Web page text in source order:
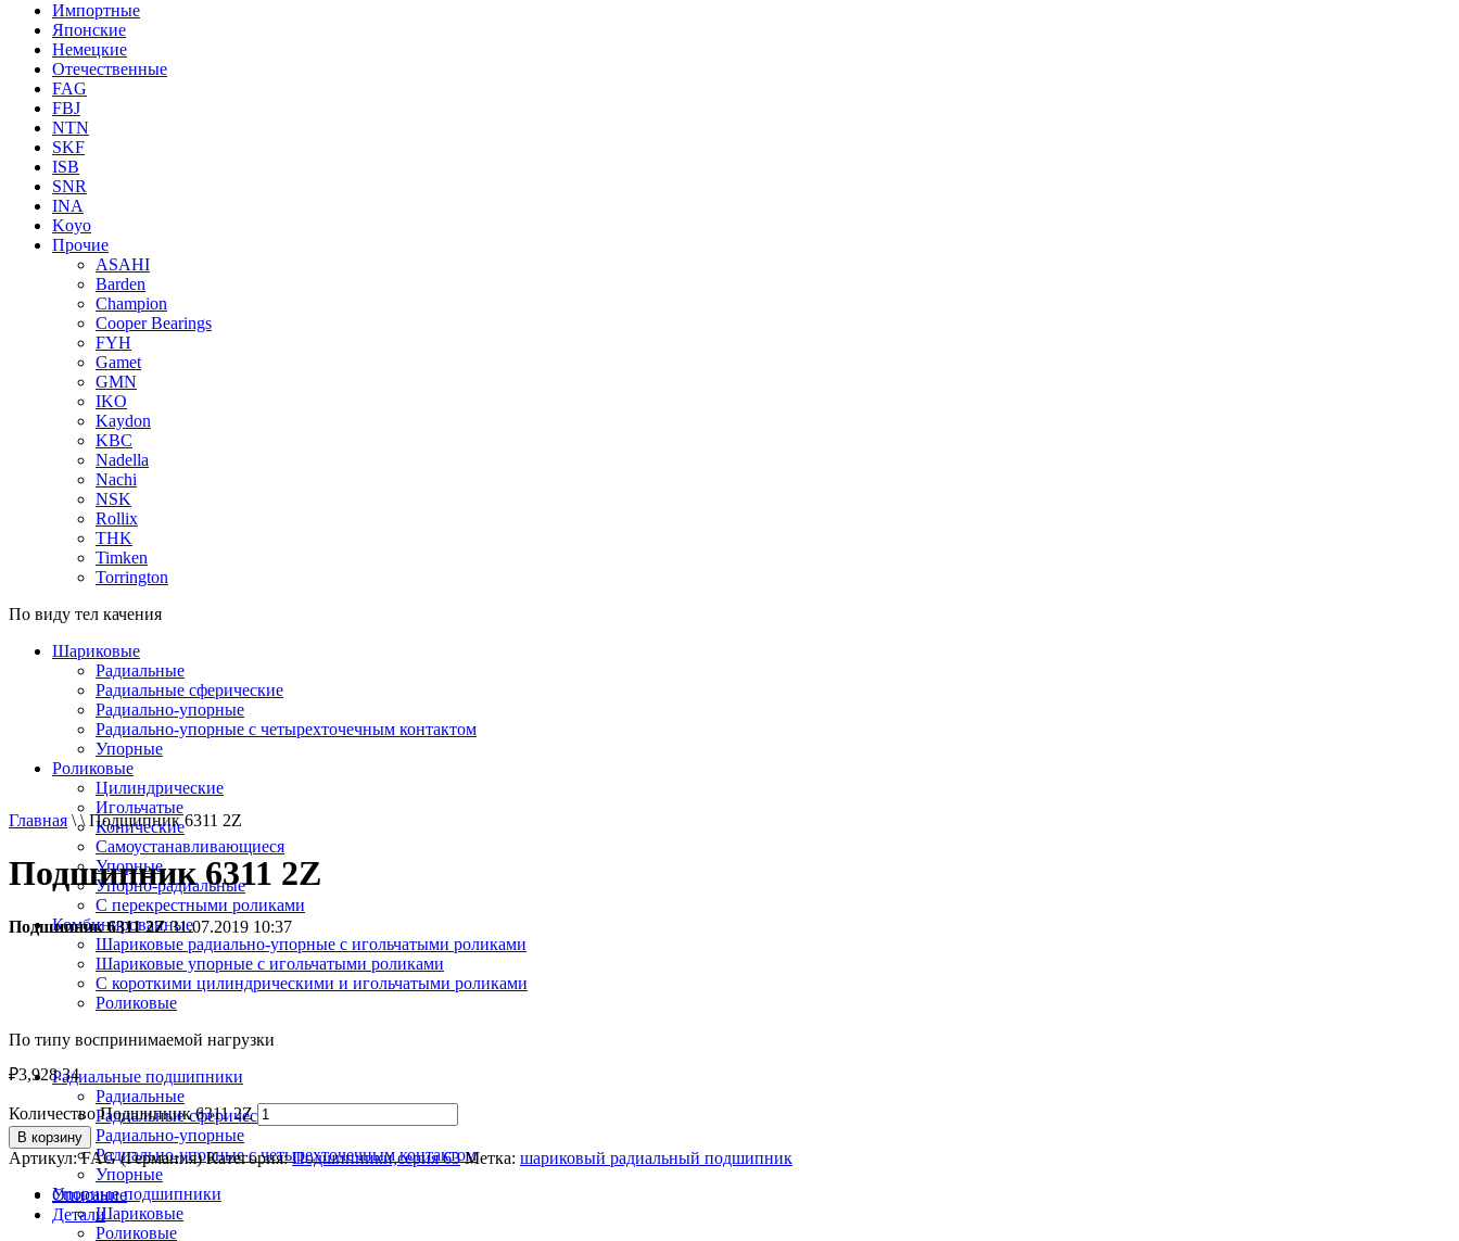
Импортные
Японские
Немецкие
Отечественные
FAG
FBJ
NTN
SKF
ISB
SNR
INA
Koyo
Прочие
ASAHI
Barden
Champion
Cooper Bearings
FYH
Gamet
GMN
IKO
Kaydon
KBC
Nadella
Nachi
NSK
Rollix
THK
Timken
Torrington
По виду тел качения
Шариковые
Радиальные
Радиальные сферические
Радиально-упорные
Радиально-упорные с четырехточечным контактом
Упорные
Роликовые
Цилиндрические
Игольчатые
Конические
Самоустанавливающиеся
Упорные
Упорно-радиальные
C перекрестными роликами
Комбинированные
Шариковые радиально-упорные с игольчатыми роликами
Шариковые упорные с игольчатыми роликами
С короткими цилиндрическими и игольчатыми роликами
Роликовые
По типу воспринимаемой нагрузки
Радиальные подшипники
Радиальные
Радиальные сферические
Радиально-упорные
Радиально-упорные с четырехточечным контактом
Упорные
Упорные подшипники
Шариковые
Роликовые
Главная \ \ Подшипник 6311 2Z
Подшипник 6311 2Z
Подшипник 6311 2Z31.07.2019 10:37
₽3,928.34
Количество Подшипник 6311 2Z
В корзину
Артикул:FAG (Германия) Категория:Подшипники,серия 63 Метка: шариковый радиальный подшипник
Описание
Детали